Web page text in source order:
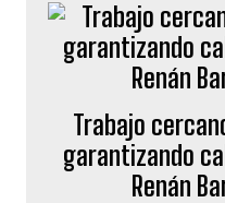
Trabajo
garantizando
Renán